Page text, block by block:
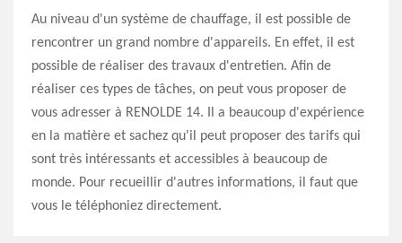
Au niveau d'un système de chauffage, il est possible de
rencontrer un grand nombre d'appareils. En effet, il est
possible de réaliser des travaux d'entretien. Afin de
réaliser ces types de tâches, on peut vous proposer de
vous adresser à RENOLDE 14. Il a beaucoup d'expérience
en la matière et sachez qu'il peut proposer des tarifs qui
sont très intéressants et accessibles à beaucoup de
monde. Pour recueillir d'autres informations, il faut que
vous le téléphoniez directement.